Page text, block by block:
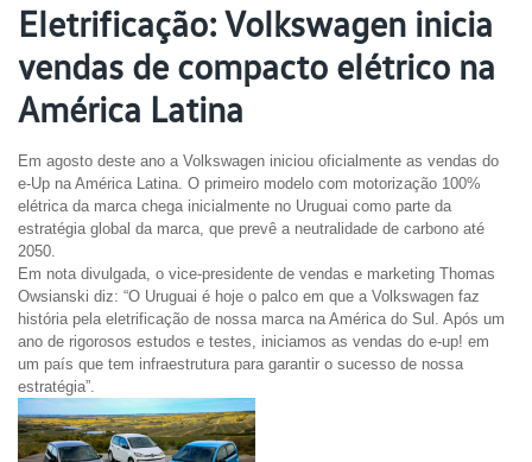
Eletrificação: Volkswagen inicia
vendas de compacto elétrico na
América Latina
Em agosto deste ano a Volkswagen iniciou oficialmente as vendas do
e-Up na América Latina. O primeiro modelo com motorização 100%
elétrica da marca chega inicialmente no Uruguai como parte da
estratégia global da marca, que prevê a neutralidade de carbono até
2050.
Em nota divulgada, o vice-presidente de vendas e marketing Thomas
Owsianski diz: “O Uruguai é hoje o palco em que a Volkswagen faz
história pela eletrificação de nossa marca na América do Sul. Após um
ano de rigorosos estudos e testes, iniciamos as vendas do e-up! em
um país que tem infraestrutura para garantir o sucesso de nossa
estratégia”.